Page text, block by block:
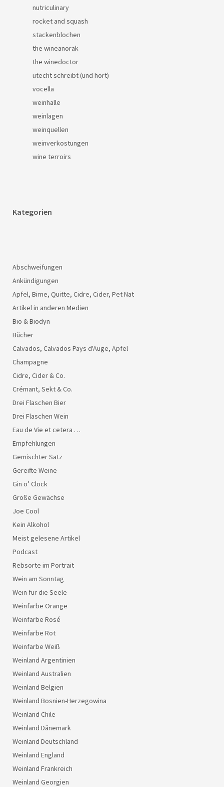
nutriculinary
rocket and squash
stackenblochen
the wineanorak
the winedoctor
utecht schreibt (und hört)
vocella
weinhalle
weinlagen
weinquellen
weinverkostungen
wine terroirs
Kategorien
Abschweifungen
Ankündigungen
Apfel, Birne, Quitte, Cidre, Cider, Pet Nat
Artikel in anderen Medien
Bio & Biodyn
Bücher
Calvados, Calvados Pays d'Auge, Apfel
Champagne
Cidre, Cider & Co.
Crémant, Sekt & Co.
Drei Flaschen Bier
Drei Flaschen Wein
Eau de Vie et cetera …
Empfehlungen
Gemischter Satz
Gereifte Weine
Gin o’ Clock
Große Gewächse
Joe Cool
Kein Alkohol
Meist gelesene Artikel
Podcast
Rebsorte im Portrait
Wein am Sonntag
Wein für die Seele
Weinfarbe Orange
Weinfarbe Rosé
Weinfarbe Rot
Weinfarbe Weiß
Weinland Argentinien
Weinland Australien
Weinland Belgien
Weinland Bosnien-Herzegowina
Weinland Chile
Weinland Dänemark
Weinland Deutschland
Weinland England
Weinland Frankreich
Weinland Georgien